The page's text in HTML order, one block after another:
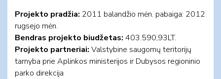
Projekto pradžia: 2011 balandžio mėn. pabaiga: 2012
rugsejo mėn.
Bendras projekto biudžetas: 403.590,93LT.
Projekto partneriai: Valstybine saugomų teritorijų
tarnyba prie Aplinkos ministerijos ir Dubysos regioninio
parko direkcija